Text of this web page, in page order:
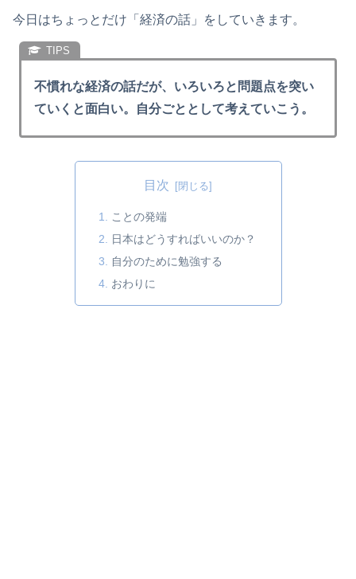
今日はちょっとだけ「経済の話」をしていきます。
不慣れな経済の話だが、いろいろと問題点を突い
ていくと面白い。自分ごととして考えていこう。
目次
ことの発端
日本はどうすればいいのか？
自分のために勉強する
おわりに